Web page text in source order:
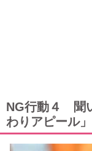
NG行動４ 聞
わりアピール」